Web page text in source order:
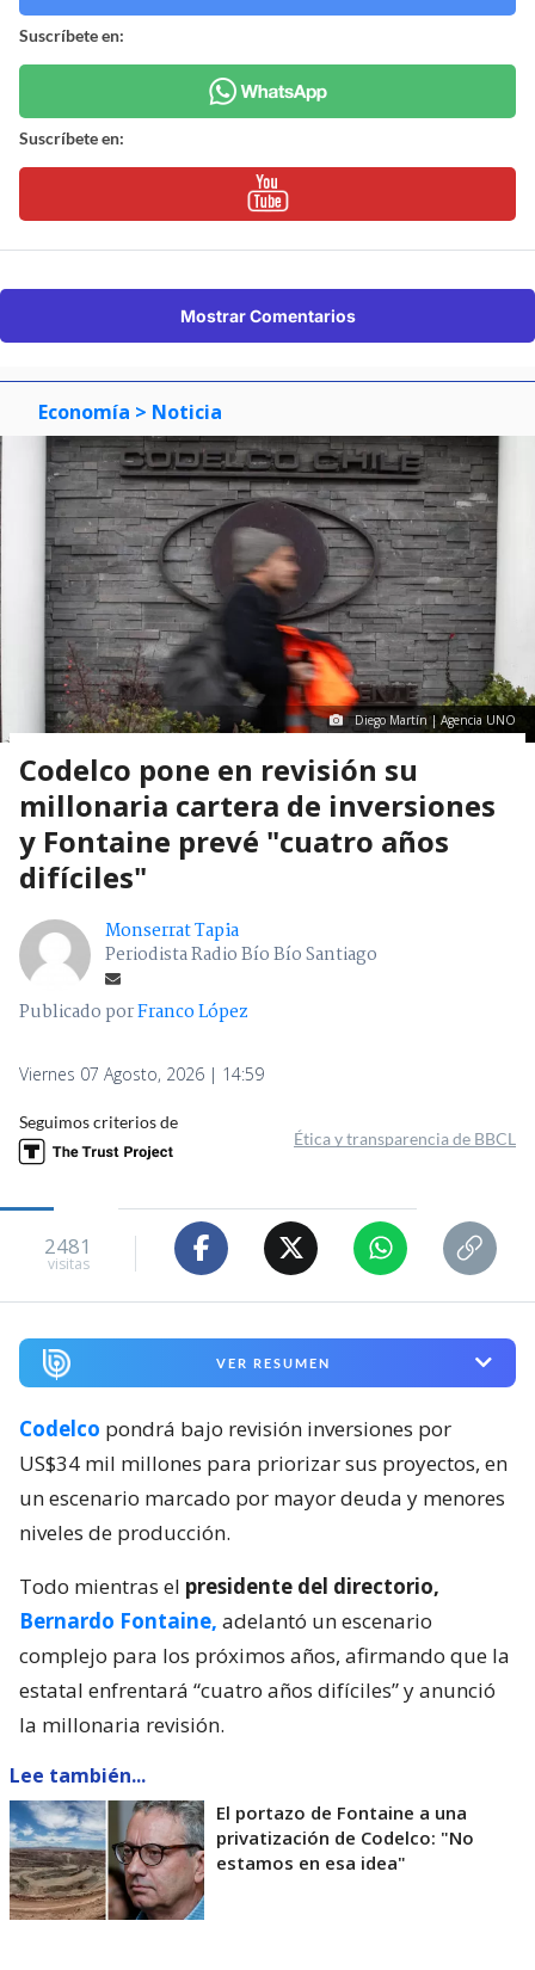
Suscríbete en:
Suscríbete en:
Mostrar Comentarios
Economía > Noticia
Diego Martín | Agencia UNO
Codelco pone en revisión su
millonaria cartera de inversiones
y Fontaine prevé "cuatro años
difíciles"
Monserrat Tapia
Periodista Radio Bío Bío Santiago
Publicado porFranco López
Viernes 07 Agosto, 2026 | 14:59
Seguimos criterios de
Ética y transparencia de BBCL
2481
visitas
VER RESUMEN
Codelco pondrá bajo revisión inversiones por
US$34 mil millones para priorizar sus proyectos, en
un escenario marcado por mayor deuda y menores
niveles de producción.
Todo mientras el presidente del directorio,
Bernardo Fontaine, adelantó un escenario
complejo para los próximos años, afirmando que la
estatal enfrentará “cuatro años difíciles” y anunció
la millonaria revisión.
Lee también...
El portazo de Fontaine a una
privatización de Codelco: "No
estamos en esa idea"